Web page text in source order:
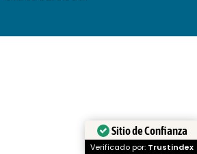
Sitio de Confianza
Verificado por: Trustindex